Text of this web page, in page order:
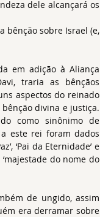
dele alcançará os
bênção sobre Israel (e,
em adição à Aliança
traria as bênçãos
aspectos do reinado
divina e justiça.
como sinônimo de
a este rei foram dados
‘Pai da Eternidade’ e
do nome do
de ungido, assim
era derramar sobre